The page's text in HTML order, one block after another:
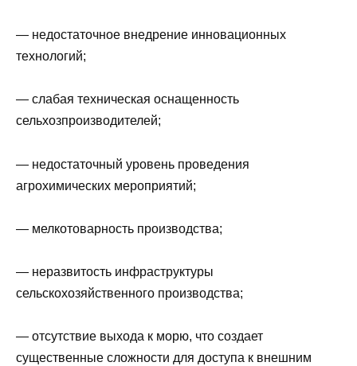
— недостаточное внедрение инновационных
технологий;
— слабая техническая оснащенность
сельхозпроизводителей;
— недостаточный уровень проведения
агрохимических мероприятий;
— мелкотоварность производства;
— неразвитость инфраструктуры
сельскохозяйственного производства;
— отсутствие выхода к морю, что создает
существенные сложности для доступа к внешним